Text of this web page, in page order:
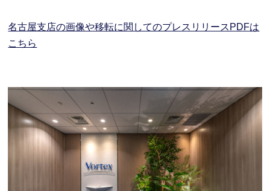
名古屋支店の画像や移転に関してのプレスリリースPDFは
こちら